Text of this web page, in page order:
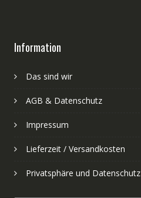
Information
Das sind wir
AGB & Datenschutz
Impressum
Lieferzeit / Versandkosten
Privatsphäre und Datenschutz